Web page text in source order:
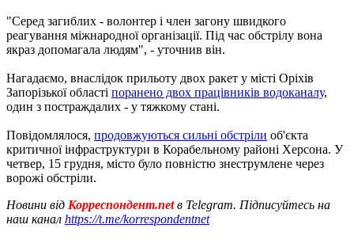
"Серед загиблих - волонтер і член загону швидкого
реагування міжнародної організації. Під час обстрілу вона
якраз допомагала людям", - уточнив він.
Нагадаємо, внаслідок прильоту двох ракет у місті Оріхів
Запорізької області поранено двох працівників водоканалу,
один з постраждалих - у тяжкому стані.
Повідомлялося, продовжуються сильні обстріли об'єкта
критичної інфраструктури в Корабельному районі Херсона. У
четвер, 15 грудня, місто було повністю знеструмлене через
ворожі обстріли.
Новини від Корреспондент.netв Telegram. Підписуйтесь на
наш канал https://t.me/korrespondentnet